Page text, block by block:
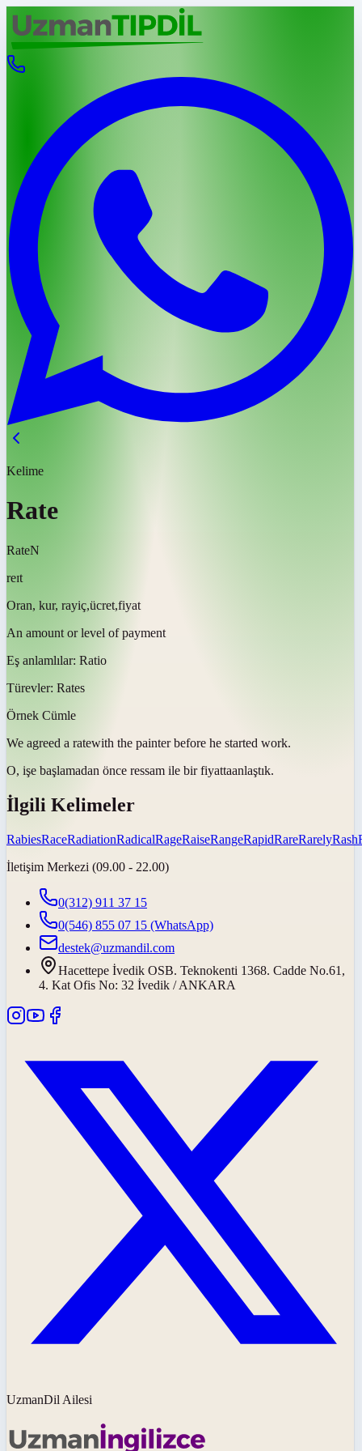
Kelime
Rate
RateN
reɪt
Oran, kur, rayiç,ücret,fiyat
An amount or level of payment
Eş anlamlılar: Ratio
Türevler: Rates
Örnek Cümle
We agreed a ratewith the painter before he started work.
O, işe başlamadan önce ressam ile bir fiyattaanlaştık.
İlgili Kelimeler
RabiesRaceRadiationRadicalRageRaiseRangeRapidRareRarelyRash
İletişim Merkezi (09.00 - 22.00)
0(312) 911 37 15
0(546) 855 07 15 (WhatsApp)
destek@uzmandil.com
Hacettepe İvedik OSB. Teknokenti 1368. Cadde No.61,
4. Kat Ofis No: 32 İvedik / ANKARA
UzmanDil Ailesi